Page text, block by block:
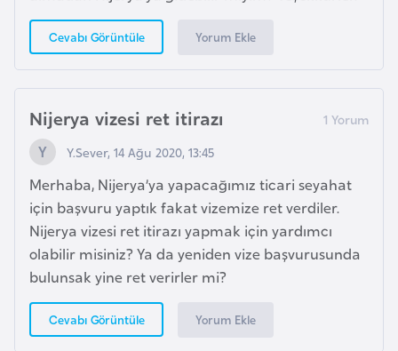
Cevabı Görüntüle Yorum Ekle
Nijerya vizesi ret itirazı
Y.Sever, 14 Ağu 2020, 13:45
Merhaba, Nijerya’ya yapacağımız ticari seyahat
için başvuru yaptık fakat vizemize ret verdiler.
Nijerya vizesi ret itirazı yapmak için yardımcı
olabilir misiniz? Ya da yeniden vize başvurusunda
bulunsak yine ret verirler mi?
Cevabı Görüntüle Yorum Ekle
p
F
i
l
d
i
ş
a